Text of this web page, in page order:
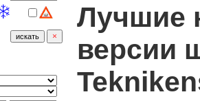
Лучшие
версии